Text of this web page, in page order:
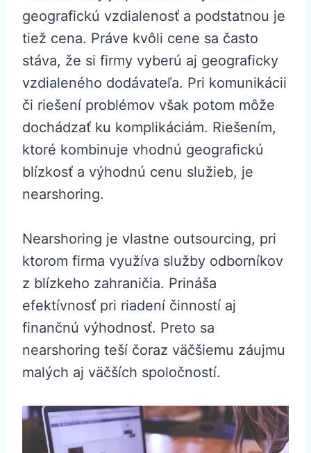
geografickú vzdialenosť a podstatnou je
tiež cena. Práve kvôli cene sa často
stáva, že si firmy vyberú aj geograficky
vzdialeného dodávateľa. Pri komunikácii
či riešení problémov však potom môže
dochádzať ku komplikáciám. Riešením,
ktoré kombinuje vhodnú geografickú
blízkosť a výhodnú cenu služieb, je
nearshoring.
Nearshoring je vlastne outsourcing, pri
ktorom firma využíva služby odborníkov
z blízkeho zahraničia. Prináša
efektívnosť pri riadení činností aj
finančnú výhodnosť. Preto sa
nearshoring teší čoraz väčšiemu záujmu
malých aj väčších spoločností.